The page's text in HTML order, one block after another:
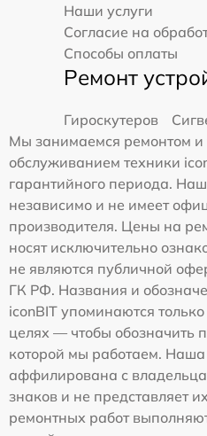
Наши услуги
Согласие на
Способы оплаты
Ремонт
Гироскутеров
Мы занимаемся ремонтом и
обслуживанием техники
гарантийного периода.
независимо и не имеет
производителя. Цены на
носят исключительно
не являются публичной
ГК РФ. Названия и
iconBIT упоминаются
целях — чтобы обозначить
которой мы работаем.
аффилирована с
знаков и не представляет
ремонтных работ